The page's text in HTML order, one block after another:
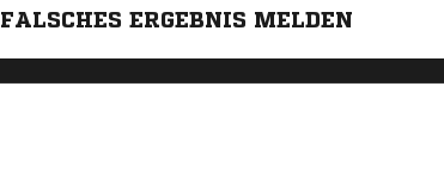
FALSCHES ERGEBNIS MELDEN